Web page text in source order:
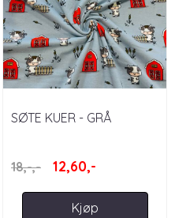
SØTE KUER - GRÅ
18,-,- 12,60,-
Kjøp